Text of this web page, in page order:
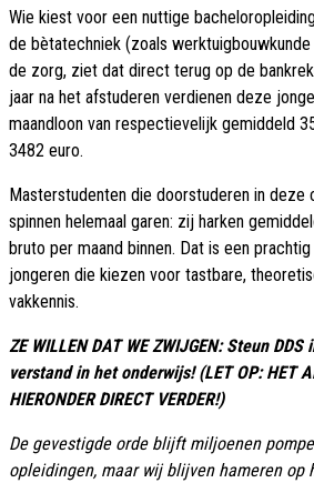
Wie kiest voor een nuttige
de bètatechniek (zoals
de zorg, ziet dat direct terug op de
jaar na het afstuderen verdienen deze
maandloon van respectievelijk gemiddeld
3482 euro.
Masterstudenten die doorstuderen in deze
spinnen helemaal garen: zij harken
bruto per maand binnen. Dat is een
jongeren die kiezen voor tastbare,
vakkennis.
ZE WILLEN DAT WE ZWIJGEN: Steun
verstand in het onderwijs! (LET OP: HET
HIERONDER DIRECT VERDER!)
De gevestigde orde blijft miljoenen
opleidingen, maar wij blijven hameren op